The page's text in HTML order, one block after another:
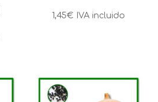
1,45€ IVA incluido